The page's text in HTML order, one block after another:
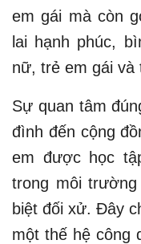
em gái mà còn
lai hạnh phúc,
nữ, trẻ em gái và
Sự quan tâm
đình đến cộng
em được học
trong môi
biệt đối xử. Đây
một thế hệ công